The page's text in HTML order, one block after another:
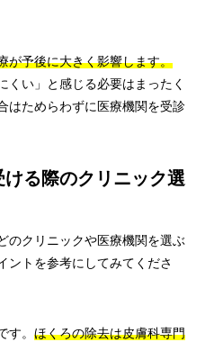
が予後に大きく影響します。
くい」と感じる必要はまったく
はためらわずに医療機関を受診
る際のクリニック選
のクリニックや医療機関を選ぶ
ントを参考にしてみてくださ
す。 ほくろの除去は皮膚科専門